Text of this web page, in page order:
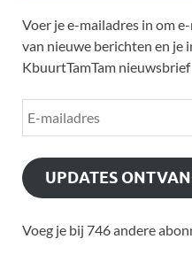
Voer je e-mailadres in om
van nieuwe berichten en je
KbuurtTamTam nieuwsbrief
UPDATES
Voeg je bij 746 andere